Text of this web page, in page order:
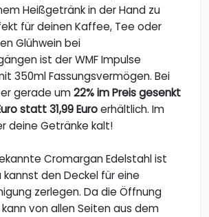
Heißgetränk in der Hand zu
für deinen Kaffee, Tee oder
Glühwein bei
ist der WMF Impulse
350ml Fassungsvermögen. Bei
gerade um22% im Preis gesenkt
statt 31,99 Euroerhältlich. Im
deine Getränke kalt!
Cromargan Edelstahl ist
den Deckel für eine
zerlegen. Da die Öffnung
von allen Seiten aus dem